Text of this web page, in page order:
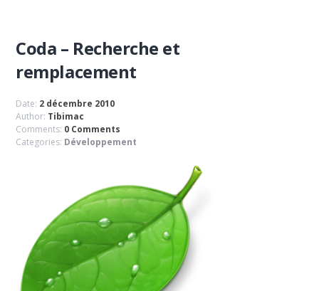
Coda – Recherche et
remplacement
Date: 2 décembre 2010
Author: Tibimac
Comments: 0 Comments
Categories: Développement